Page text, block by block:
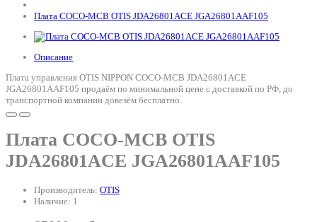
Плата COCO-MCB OTIS JDA26801ACE JGA26801AAF105
Описание
Плата управления OTIS NIPPON COCO-MCB JDA26801ACE
JGA26801AAF105 продаём по минимальной цене с доставкой по РФ, до
транспортной компании довезём бесплатно.
Плата COCO-MCB OTIS
JDA26801ACE JGA26801AAF105
Производитель: OTIS
Наличие: 1